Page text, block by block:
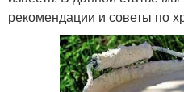
рекомендации и советы по